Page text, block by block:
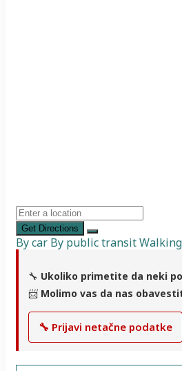
Get Directions
By car By public transitWalking
🔧 Ukoliko primetite da neki
📨 Molimo vas da nas
🔧 Prijavi netačne podatke